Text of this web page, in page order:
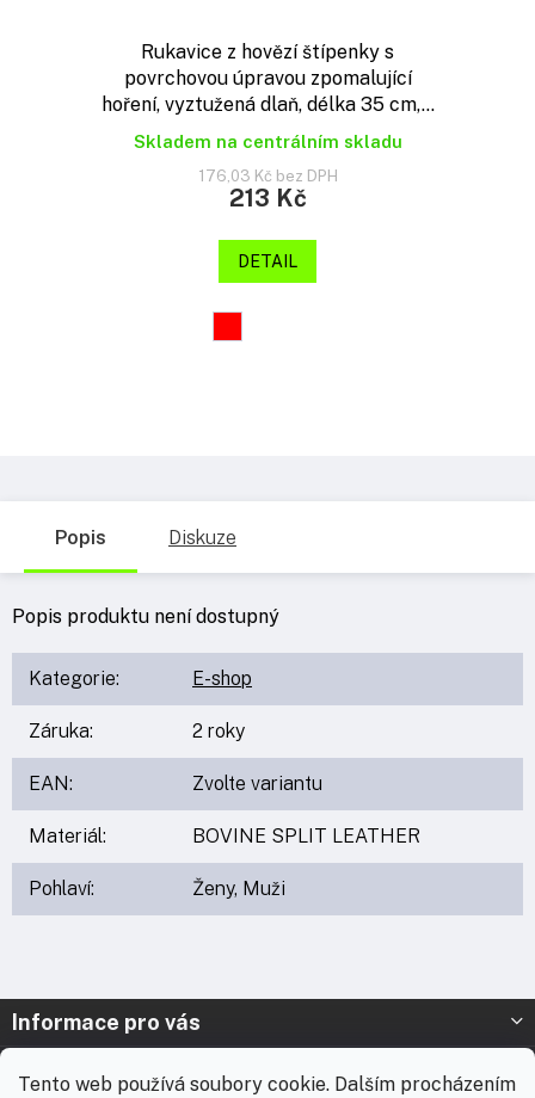
Tento web používá soubory cookie. Dalším procházením
Rukavice z hovězí štípenky s
povrchovou úpravou zpomalující
hoření, vyztužená dlaň, délka 35 cm,...
Skladem na centrálním skladu
176,03 Kč bez DPH
213 Kč
DETAIL
Popis Diskuze
Popis produktu není dostupný
Kategorie: E-shop
Záruka: 2 roky
EAN: Zvolte variantu
Materiál: BOVINE SPLIT LEATHER
Pohlaví: Ženy, Muži
Z
p
Informace pro vás
Prodejna Nymburk